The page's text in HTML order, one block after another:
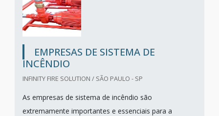
EMPRESAS DE SISTEMA DE
INCÊNDIO
INFINITY FIRE SOLUTION / SÃO PAULO - SP
As empresas de sistema de incêndio são
extremamente importantes e essenciais para a